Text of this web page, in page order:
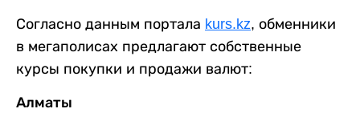
Согласно данным портала kurs.kz, обменники
в мегаполисах предлагают собственные
курсы покупки и продажи валют:
Алматы